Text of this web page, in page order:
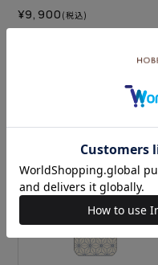
¥9,900 (税込)
カテ
生地